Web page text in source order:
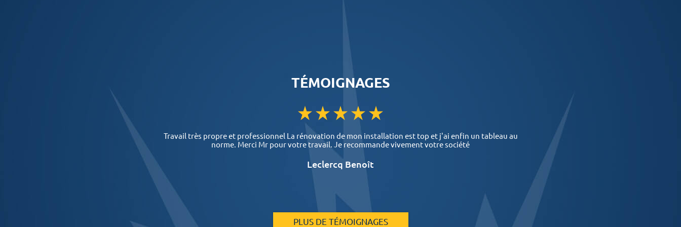
TÉMOIGNAGES
Travail très propre et professionnel La rénovation de mon installation est top et j'ai enfin un tableau au
norme. Merci Mr pour votre travail. Je recommande vivement votre société
Leclercq Benoît
PLUS DE TÉMOIGNAGES